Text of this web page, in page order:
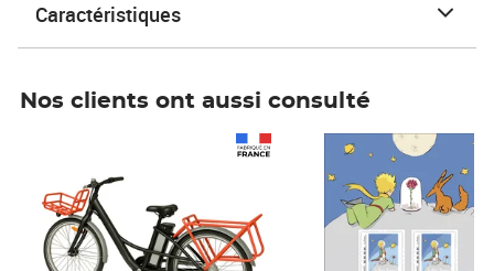
Caractéristiques
Nos clients ont aussi consulté
Prix 7,50€